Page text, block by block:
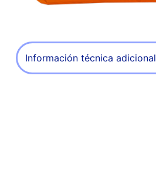
Información técnica adicional